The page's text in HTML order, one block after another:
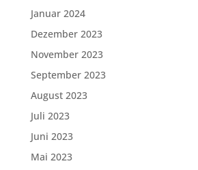
Januar 2024
Dezember 2023
November 2023
September 2023
August 2023
Juli 2023
Juni 2023
Mai 2023